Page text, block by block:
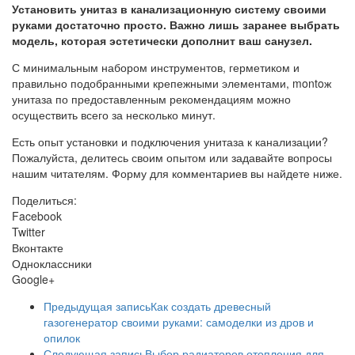
Установить унитаз в канализационную систему своими
руками достаточно просто. Важно лишь заранее выбрать
модель, которая эстетически дополнит ваш санузел.
С минимальным набором инструментов, герметиком и
правильно подобранными крепежными элементами, montoж
унитаза по предоставленным рекомендациям можно
осуществить всего за несколько минут.
Есть опыт установки и подключения унитаза к канализации?
Пожалуйста, делитесь своим опытом или задавайте вопросы
нашим читателям. Форму для комментариев вы найдете ниже.
Поделиться:
Facebook
Twitter
Вконтакте
Одноклассники
Google+
Предыдущая записьКак создать древесный
газогенератор своими руками: самоделки из дров и
опилок